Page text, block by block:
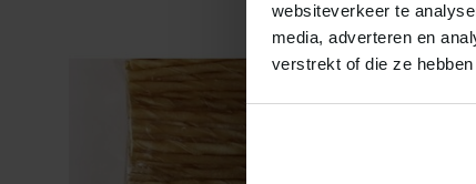
websiteverkeer te
media, adverteren en
verstrekt of die ze